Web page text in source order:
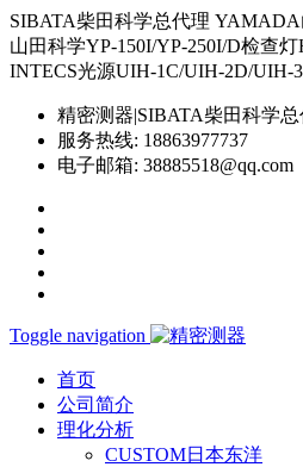
SIBATA柴田科学总代理
山田科学YP-150I/YP-250I/D检查灯
INTECS光源UIH-1C/UIH-2D/UIH-
精密测器|SIBATA柴田科学总
服务热线: 18863977737
电子邮箱: 38885518@qq.com
Toggle navigation
首页
公司简介
理化分析
CUSTOM日本东洋